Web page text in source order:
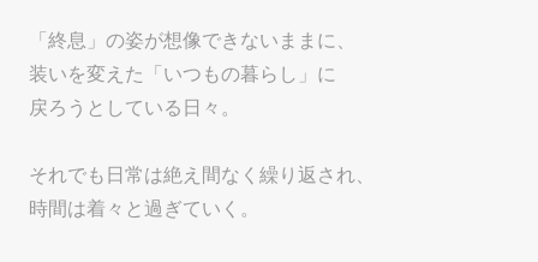
「終息」の姿が想像できないままに、
装いを変えた「いつもの暮らし」に
戻ろうとしている日々。
それでも日常は絶え間なく繰り返され、
時間は着々と過ぎていく。